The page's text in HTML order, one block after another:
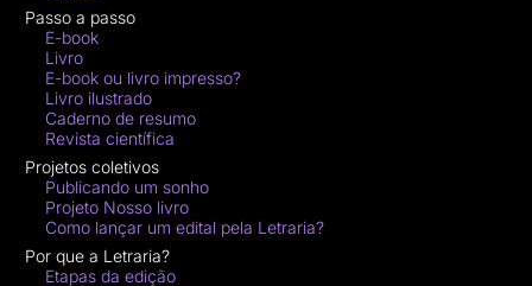
Passo a passo
E-book
Livro
E-book ou livro impresso?
Livro ilustrado
Caderno de resumo
Revista científica
Projetos coletivos
Publicando um sonho
Projeto Nosso livro
Como lançar um edital pela Letraria?
Por que a Letraria?
Etapas da edição